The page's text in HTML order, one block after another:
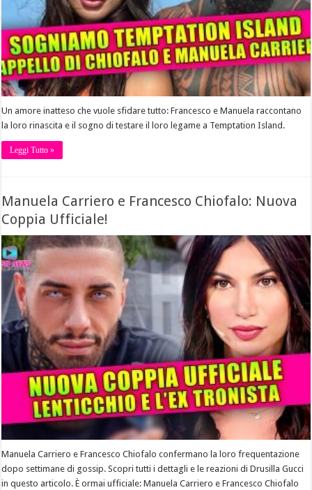
Un amore inatteso che vuole sfidare tutto: Francesco e Manuela raccontano
la loro rinascita e il sogno di testare il loro legame a Temptation Island.
Leggi Tutto »
Manuela Carriero e Francesco Chiofalo: Nuova
Coppia Ufficiale!
Manuela Carriero e Francesco Chiofalo confermano la loro frequentazione
dopo settimane di gossip. Scopri tutti i dettagli e le reazioni di Drusilla Gucci
in questo articolo. È ormai ufficiale: Manuela Carriero e Francesco Chiofalo